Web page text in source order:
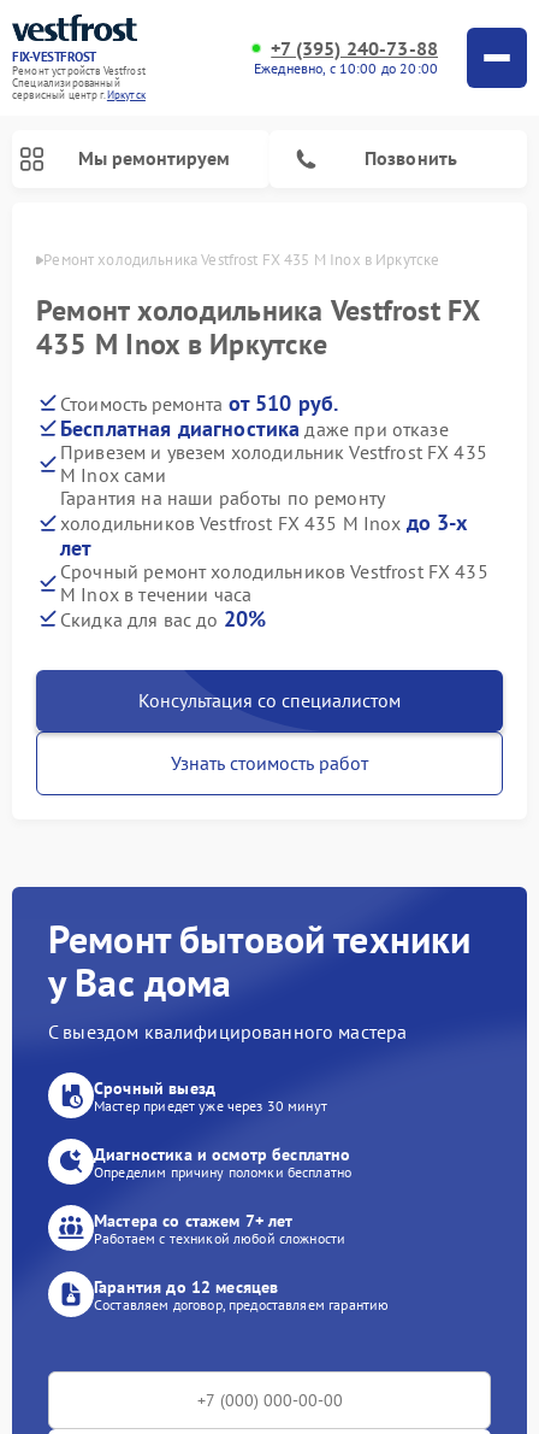
FIX-VESTFROST
Ремонт устройств Vestfrost
Специализированный
cервисный центр г.Иркутск
+7 (395) 240-73-88
Ежедневно, с 10:00 до 20:00
Мы ремонтируем Позвонить
Ремонт холодильника Vestfrost FX 435 M Inox в Иркутске
Ремонт холодильника Vestfrost FX
435 M Inox в Иркутске
Стоимость ремонта от 510 руб.
Бесплатная диагностика даже при отказе
Привезем и увезем холодильник Vestfrost FX 435
M Inox сами
Гарантия на наши работы по ремонту
холодильников Vestfrost FX 435 M Inox до 3-х
лет
Срочный ремонт холодильников Vestfrost FX 435
M Inox в течении часа
Скидка для вас до 20%
Консультация со специалистом
Узнать стоимость работ
Ремонт бытовой техники
у Вас дома
С выездом квалифицированного мастера
Срочный выезд
Мастер приедет уже через 30 минут
Диагностика и осмотр бесплатно
Определим причину поломки бесплатно
Мастера со стажем 7+ лет
Работаем с техникой любой сложности
Гарантия до 12 месяцев
Составляем договор, предоставляем гарантию